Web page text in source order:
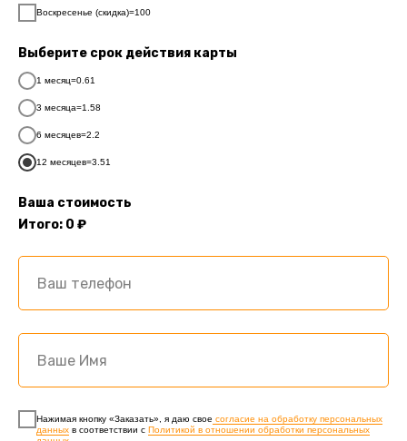
Воскресенье (скидка)=100
Выберите срок действия карты
1 месяц=0.61
3 месяца=1.58
6 месяцев=2.2
12 месяцев=3.51
Ваша стоимость
Итого: 0 ₽
Нажимая кнопку «Заказать», я даю свое согласие на обработку персональных
данных в соответствии с Политикой в отношении обработки персональных
КОНТАКТЫ
ФИТНЕС КЛУБ
В СОВЕТСКОМ
Р-НЕ БРЯНСКА